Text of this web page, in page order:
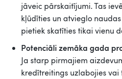
jāveic pārskaitījumi. Tas
kļūdīties un atvieglo
pietiek skatīties tikai vienu
Potenciāli zemāka gada
Ja starp pirmajiem
kredītreitings uzlabojies vai